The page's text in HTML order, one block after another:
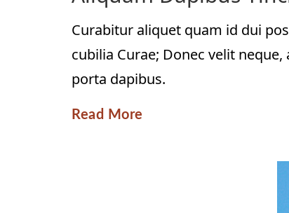
Curabitur aliquet quam id dui
cubilia Curae; Donec velit
porta dapibus.
Read More